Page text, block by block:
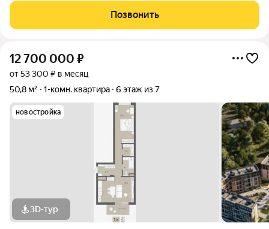
Позвонить
12 700 000 ₽
от 53 300 ₽ в месяц
50,8 м²
1-комн. квартира 6 этаж из 7
новостройка
3D-тур